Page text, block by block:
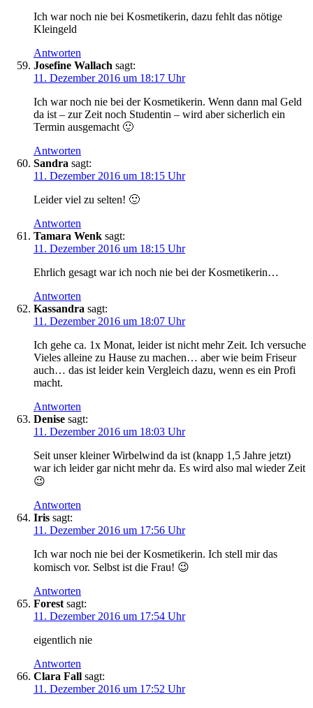
Ich war noch nie bei Kosmetikerin, dazu fehlt das nötige
Kleingeld
Antworten
Josefine Wallach sagt:
11. Dezember 2016 um 18:17 Uhr
Ich war noch nie bei der Kosmetikerin. Wenn dann mal Geld
da ist – zur Zeit noch Studentin – wird aber sicherlich ein
Termin ausgemacht 🙂
Antworten
Sandra sagt:
11. Dezember 2016 um 18:15 Uhr
Leider viel zu selten! 🙂
Antworten
Tamara Wenk sagt:
11. Dezember 2016 um 18:15 Uhr
Ehrlich gesagt war ich noch nie bei der Kosmetikerin…
Antworten
Kassandra sagt:
11. Dezember 2016 um 18:07 Uhr
Ich gehe ca. 1x Monat, leider ist nicht mehr Zeit. Ich versuche
Vieles alleine zu Hause zu machen… aber wie beim Friseur
auch… das ist leider kein Vergleich dazu, wenn es ein Profi
macht.
Antworten
Denise sagt:
11. Dezember 2016 um 18:03 Uhr
Seit unser kleiner Wirbelwind da ist (knapp 1,5 Jahre jetzt)
war ich leider gar nicht mehr da. Es wird also mal wieder Zeit
😉
Antworten
Iris sagt:
11. Dezember 2016 um 17:56 Uhr
Ich war noch nie bei der Kosmetikerin. Ich stell mir das
komisch vor. Selbst ist die Frau! 😉
Antworten
Forest sagt:
11. Dezember 2016 um 17:54 Uhr
eigentlich nie
Antworten
Clara Fall sagt:
11. Dezember 2016 um 17:52 Uhr